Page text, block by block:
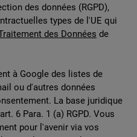
des données (RGPD),
types de l'UE qui
des Données de
à Google des listes de
ou d'autres données
La base juridique
6 Para. 1 (a) RGPD. Vous
pour l'avenir via vos